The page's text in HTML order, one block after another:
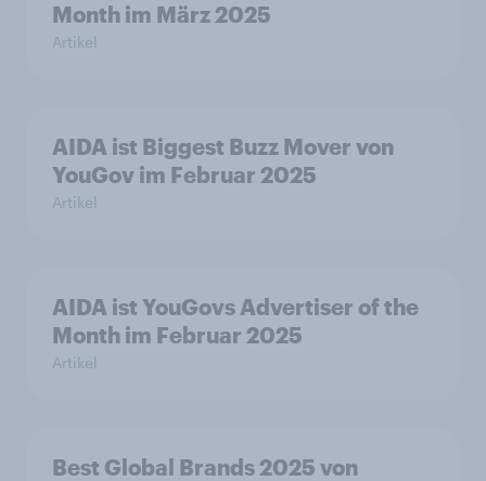
Month im März 2025
Artikel
AIDA ist Biggest Buzz Mover von
YouGov im Februar 2025
Artikel
AIDA ist YouGovs Advertiser of the
Month im Februar 2025
Artikel
Best Global Brands 2025 von